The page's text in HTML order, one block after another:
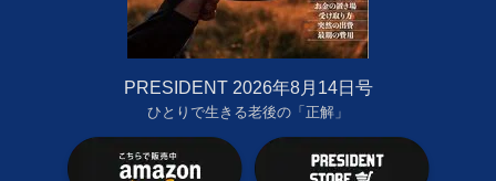
PRESIDENT 2026年8月14日号
ひとりで生きる老後の「正解」